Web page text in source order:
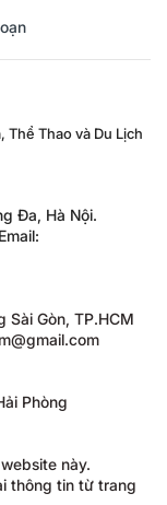
Thể Thao và Du Lịch
Đa, Hà Nội.
Sài Gòn, TP.HCM
Phòng
này.
thông tin từ trang